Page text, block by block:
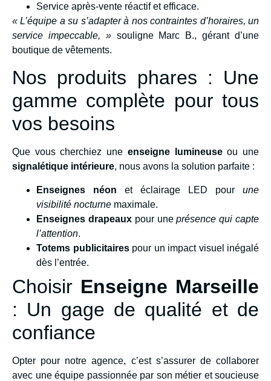
Service après-vente réactif et efficace.
« L’équipe a su s’adapter à nos contraintes d’horaires, un
service impeccable, »souligne Marc B., gérant d’une
boutique de vêtements.
Nos produits phares : Une
gamme complète pour tous
vos besoins
Que vous cherchiez une enseigne lumineuseou une
signalétique intérieure, nous avons la solution parfaite :
Enseignes néon et éclairage LED pour une
visibilité nocturne maximale.
Enseignes drapeauxpour uneprésence qui capte
l’attention.
Totems publicitairespour un impact visuel inégalé
dès l’entrée.
Choisir Enseigne Marseille
: Un gage de qualité et de
confiance
Opter pour notre agence, c’est s’assurer de collaborer
avec une équipe passionnée par son métier et soucieuse